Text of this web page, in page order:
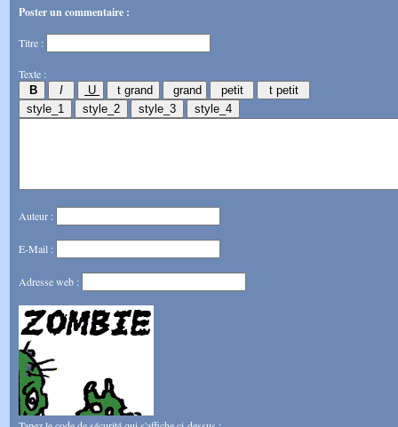
Poster un commentaire :
Titre :
Texte :
Auteur :
E-Mail :
Adresse web :